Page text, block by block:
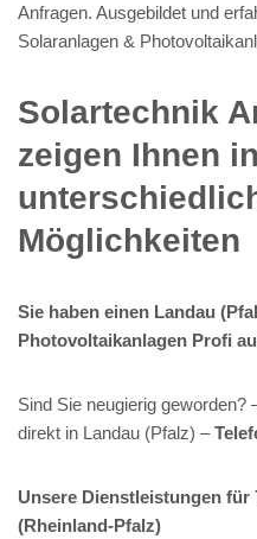
Anfragen. Ausgebildet und
Solaranlagen &
Solartechnik
zeigen Ihnen
Möglichkeiten
Sie haben einen Landau
Photovoltaikanlagen Profi
Sind Sie neugierig geworden?
direkt in Landau (Pfalz) –
Unsere Dienstleistungen für
(Rheinland-Pfalz)